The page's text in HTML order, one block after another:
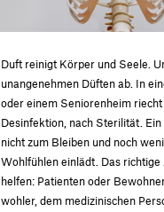
Duft reinigt Körper und Seele.
unangenehmen Düften ab. In
oder einem Seniorenheim riecht
Desinfektion, nach Sterilität.
nicht zum Bleiben und noch
Wohlfühlen einlädt. Das
helfen: Patienten oder
wohler, dem medizinischen